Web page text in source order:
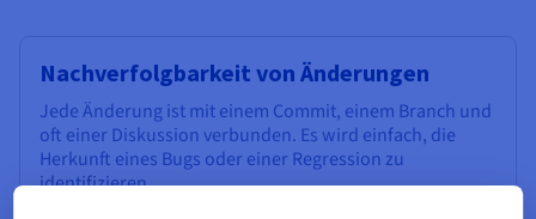
Nachverfolgbarkeit von Änderungen
Jede Änderung ist mit einem Commit, einem Branch und
oft einer Diskussion verbunden. Es wird einfach, die
Herkunft eines Bugs oder einer Regression zu
identifizieren.